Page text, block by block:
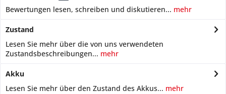
Bewertungen lesen, schreiben und diskutieren... mehr
Zustand
Lesen Sie mehr über die von uns verwendeten
Zustandsbeschreibungen... mehr
Akku
Lesen Sie mehr über den Zustand des Akkus... mehr